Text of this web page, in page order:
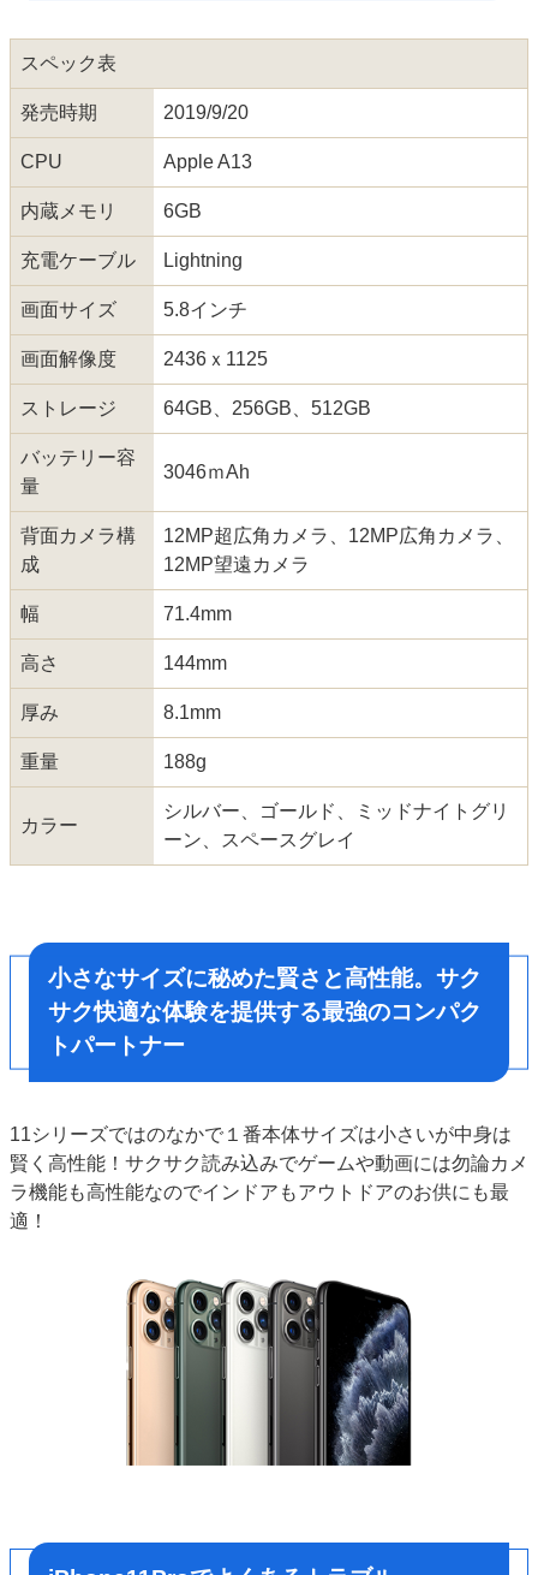
スペック表
発売時期 2019/9/20
CPU Apple A13
内蔵メモリ 6GB
充電ケーブル Lightning
画面サイズ 5.8インチ
画面解像度 2436ｘ1125
ストレージ 64GB、256GB、512GB
バッテリー容
量
3046ｍAh
背面カメラ構
成
12MP超広角カメラ、12MP広角カメラ、
12MP望遠カメラ
幅 71.4mm
高さ 144mm
厚み 8.1mm
重量 188g
カラー
シルバー、ゴールド、ミッドナイトグリ
ーン、スペースグレイ
小さなサイズに秘めた賢さと高性能。サク
サク快適な体験を提供する最強のコンパク
トパートナー
11シリーズではのなかで１番本体サイズは小さいが中身は
賢く高性能！サクサク読み込みでゲームや動画には勿論カメ
ラ機能も高性能なのでインドアもアウトドアのお供にも最
適！